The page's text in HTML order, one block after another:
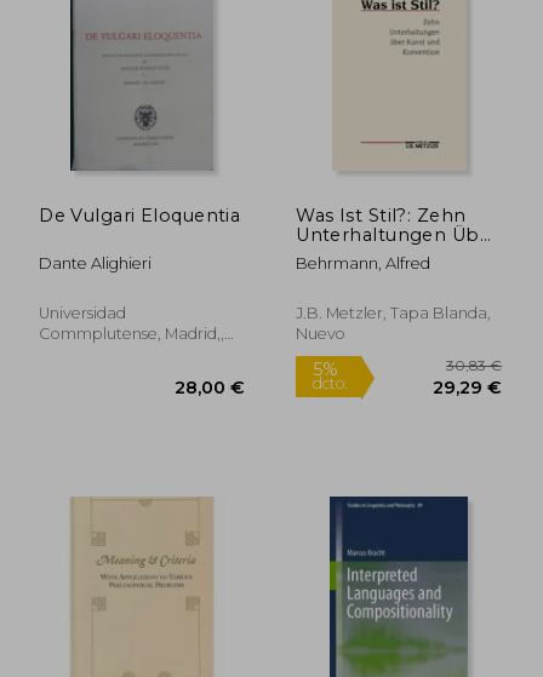
De Vulgari Eloquentia
Dante Alighieri
Universidad
Commplutense, Madrid,,
Was Ist Stil?: Zehn
Unterhaltungen Über
Kunst Und
Konvention (en
Behrmann, Alfred
J.B. Metzler, Tapa Blanda,
Nuevo